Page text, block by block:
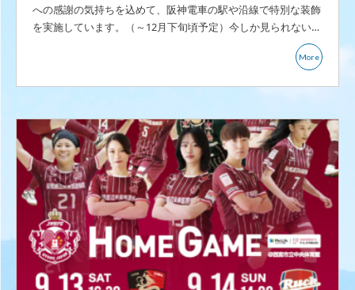
への感謝の気持ちを込めて、阪神電車の駅や沿線で特別な装飾
を実施しています。（～12月下旬頃予定）今しか見られない…
More